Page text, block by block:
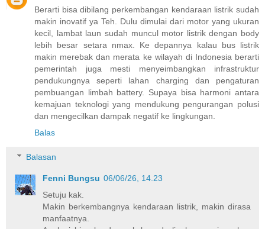
Berarti bisa dibilang perkembangan kendaraan listrik sudah
makin inovatif ya Teh. Dulu dimulai dari motor yang ukuran
kecil, lambat laun sudah muncul motor listrik dengan body
lebih besar setara nmax. Ke depannya kalau bus listrik
makin merebak dan merata ke wilayah di Indonesia berarti
pemerintah juga mesti menyeimbangkan infrastruktur
pendukungnya seperti lahan charging dan pengaturan
pembuangan limbah battery. Supaya bisa harmoni antara
kemajuan teknologi yang mendukung pengurangan polusi
dan mengecilkan dampak negatif ke lingkungan.
Balas
Balasan
Fenni Bungsu 06/06/26, 14.23
Setuju kak.
Makin berkembangnya kendaraan listrik, makin dirasa
manfaatnya.